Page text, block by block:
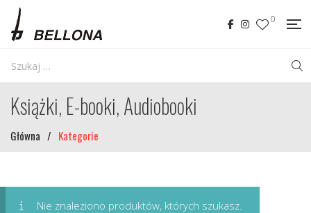
0
Książki, E-booki, Audiobooki
Główna / Kategorie
Nie znaleziono produktów, których szukasz.